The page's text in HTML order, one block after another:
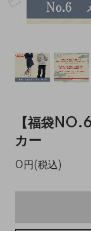
【福袋
カー
0円(税込)